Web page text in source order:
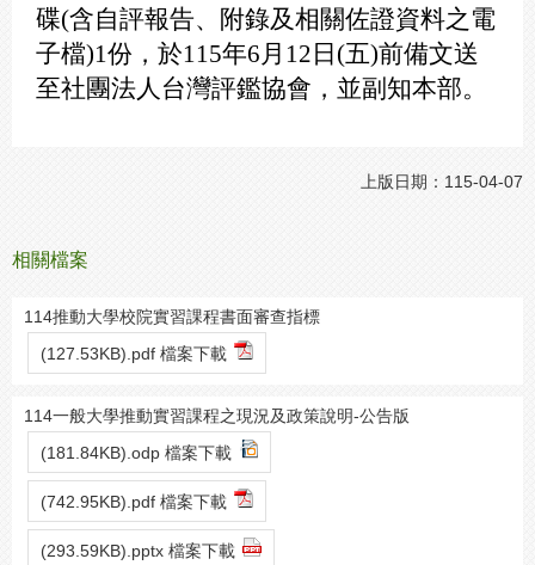
碟(含自評報告、附錄及相關佐證資料之電
子檔)1份，於115年6月12日(五)前備文送
至社團法人台灣評鑑協會，並副知本部。
上版日期：115-04-07
相關檔案
114推動大學校院實習課程書面審查指標
(127.53KB).pdf 檔案下載
114一般大學推動實習課程之現況及政策說明-公告版
(181.84KB).odp 檔案下載
(742.95KB).pdf 檔案下載
(293.59KB).pptx 檔案下載